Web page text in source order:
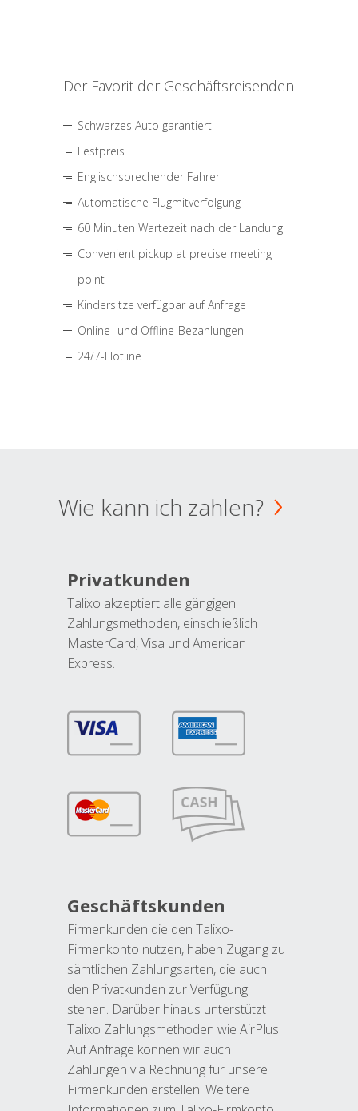
Der Favorit der Geschäftsreisenden
Schwarzes Auto garantiert
Festpreis
Englischsprechender Fahrer
Automatische Flugmitverfolgung
60 Minuten Wartezeit nach der Landung
Convenient pickup at precise meeting
point
Kindersitze verfügbar auf Anfrage
Online- und Offline-Bezahlungen
24/7-Hotline
Wie kann ich zahlen?
Privatkunden
Talixo akzeptiert alle gängigen
Zahlungsmethoden, einschließlich
MasterCard, Visa und American
Express.
Geschäftskunden
Firmenkunden die den Talixo-
Firmenkonto nutzen, haben Zugang zu
sämtlichen Zahlungsarten, die auch
den Privatkunden zur Verfügung
stehen. Darüber hinaus unterstützt
Talixo Zahlungsmethoden wie AirPlus.
Auf Anfrage können wir auch
Zahlungen via Rechnung für unsere
Firmenkunden erstellen. Weitere